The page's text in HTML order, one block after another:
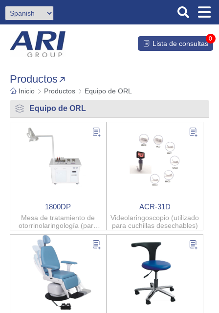
Lista de consultas
0
Productos
Inicio Productos Equipo de ORL
Equipo de ORL
1800DP
Mesa de tratamiento de
otorrinolaringología (para
personas individuales)
ACR-31D
Videolaringoscopio (utilizado
para cuchillas desechables)